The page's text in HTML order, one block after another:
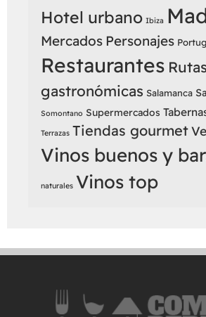
Hotel urbano Ibiza
Mercados Personajes
Restaurantes Rutas
gastronómicas Salamanca
Somontano Supermercados
Terrazas Tiendas gourmet
Vinos buenos y
naturales Vinos top